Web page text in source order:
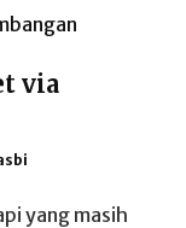
via
yang masih